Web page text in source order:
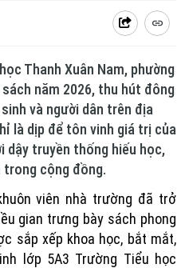
Thanh Xuân Nam, phường
năm 2026, thu hút đông
và người dân trên địa
là dịp để tôn vinh giá trị của
dậy truyền thống hiếu học,
cộng đồng.
viên nhà trường đã trở
gian trưng bày sách phong
sắp xếp khoa học, bắt mắt,
lớp 5A3 Trường Tiểu học